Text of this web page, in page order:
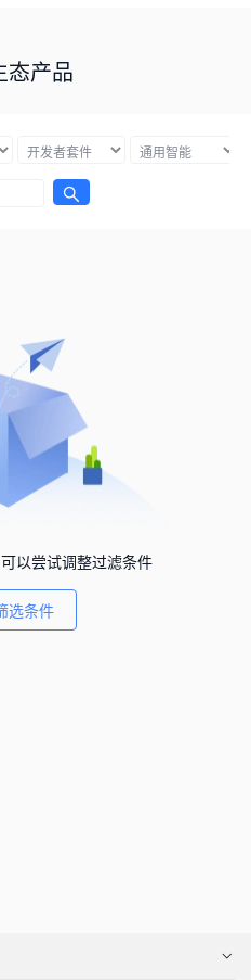
态产品
以尝试调整过滤条件
选条件